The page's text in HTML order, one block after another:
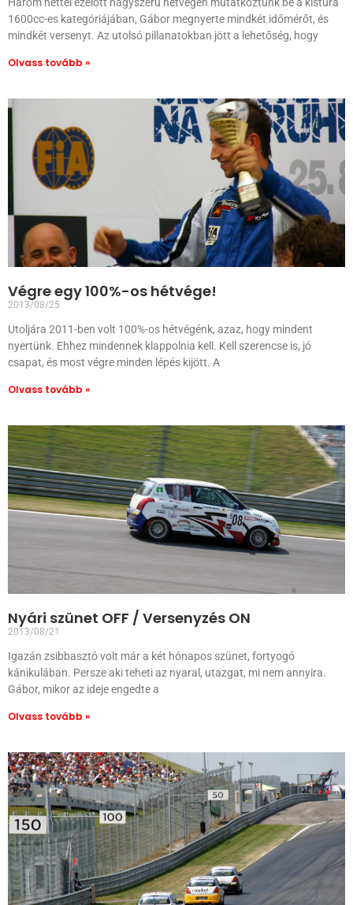
1600cc-es kategóriájában, Gábor megnyerte mindkét időmérőt, és
mindkét versenyt. Az utolsó pillanatokban jött a lehetőség, hogy
Olvass tovább »
Végre egy 100%-os hétvége!
2013/08/25
Utoljára 2011-ben volt 100%-os hétvégénk, azaz, hogy mindent
nyertünk. Ehhez mindennek klappolnia kell. Kell szerencse is, jó
csapat, és most végre minden lépés kijött. A
Olvass tovább »
Nyári szünet OFF / Versenyzés ON
2013/08/21
Igazán zsibbasztó volt már a két hónapos szünet, fortyogó
kánikulában. Persze aki teheti az nyaral, utazgat, mi nem annyira.
Gábor, mikor az ideje engedte a
Olvass tovább »